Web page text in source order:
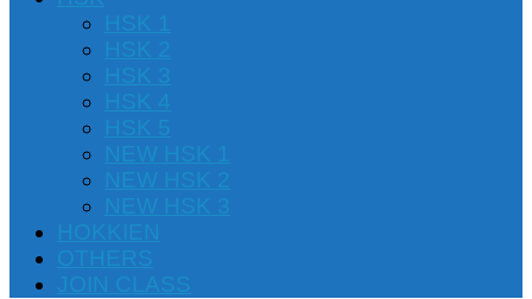
HSK 1
HSK 2
HSK 3
HSK 4
HSK 5
NEW HSK 1
NEW HSK 2
NEW HSK 3
HOKKIEN
OTHERS
JOIN CLASS